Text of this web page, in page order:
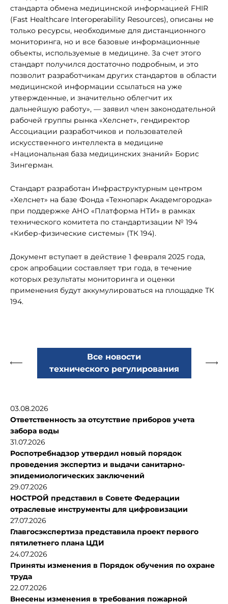
стандарта обмена медицинской информацией FHIR
(Fast Healthcare Interoperability Resources), описаны не
только ресурсы, необходимые для дистанционного
мониторинга, но и все базовые информационные
объекты, используемые в медицине. За счет этого
стандарт получился достаточно подробным, и это
позволит разработчикам других стандартов в области
медицинской информации ссылаться на уже
утвержденные, и значительно облегчит их
дальнейшую работу», — заявил член законодательной
рабочей группы рынка «Хелснет», гендиректор
Ассоциации разработчиков и пользователей
искусственного интеллекта в медицине
«Национальная база медицинских знаний» Борис
Зингерман.
Стандарт разработан Инфраструктурным центром
«Хелснет» на базе Фонда «Технопарк Академгородка»
при поддержке АНО «Платформа НТИ» в рамках
технического комитета по стандартизации № 194
«Кибер-физические системы» (ТК 194).
Документ вступает в действие 1 февраля 2025 года,
срок апробации составляет три года, в течение
которых результаты мониторинга и оценки
применения будут аккумулироваться на площадке ТК
194.
Все новости
технического регулирования
03.08.2026
Ответственность за отсутствие приборов учета
забора воды
31.07.2026
Роспотребнадзор утвердил новый порядок
проведения экспертиз и выдачи санитарно-
эпидемиологических заключений
29.07.2026
НОСТРОЙ представил в Совете Федерации
отраслевые инструменты для цифровизации
27.07.2026
Главгосэкспертиза представила проект первого
пятилетнего плана ЦДИ
24.07.2026
Приняты изменения в Порядок обучения по охране
труда
22.07.2026
Внесены изменения в требования пожарной